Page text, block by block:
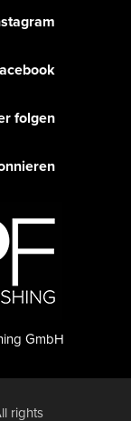
folgen
GmbH
rights